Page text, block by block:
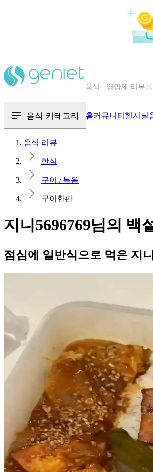
칼로리와 영양성분
음식 · 영양제 리뷰
음식 카테고리 홈커뮤니티 헬시딜
음식 리뷰
한식
구이 / 볶음
구이한판
지니5696769님의 백
점심에 일반식으로 먹은 지